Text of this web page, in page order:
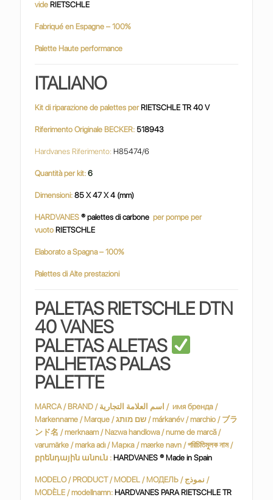
vide RIETSCHLE
Fabriqué en Espagne – 100%
Palette Haute performance
ITALIANO
Kit di riparazione de palettes per RIETSCHLE TR 40 V
Riferimento Originale BECKER: 518943
Hardvanes Riferimento:H85474/6
Quantità per kit: 6
Dimensioni:85 X 47 X 4 (mm)
HARDVANES® palettes di carbone per pompe per
vuoto RIETSCHLE
Elaborato a Spagna – 100%
Palettes di Alte prestazioni
PALETAS RIETSCHLE DTN
40 VANES
PALETAS ALETAS
PALHETAS PALAS
PALETTE
MARCA / BRAND / اسم العلامة التجارية / имя бренда /
Markenname / Marque / שם מותג / márkanév / marchio / ブラ
ンド名 / merknaam / Nazwa handlowa / nume de marcă /
varumärke / marka adı / Марка / mærke navn / পরিচিতিমুলক নাম /
բրենդային անուն : HARDVANES ® Made in Spain
MODELO / PRODUCT / MODEL / МОДЕЛЬ / نموذج /
MODÈLE / modellnamn: HARDVANES PARA RIETSCHLE TR